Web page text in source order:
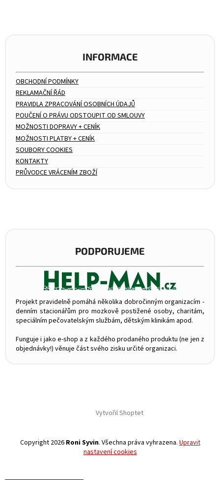
INFORMACE
OBCHODNÍ PODMÍNKY
REKLAMAČNÍ ŘÁD
PRAVIDLA ZPRACOVÁNÍ OSOBNÍCH ÚDAJŮ
POUČENÍ O PRÁVU ODSTOUPIT OD SMLOUVY
MOŽNOSTI DOPRAVY + CENÍK
MOŽNOSTI PLATBY + CENÍK
SOUBORY COOKIES
KONTAKTY
PRŮVODCE VRÁCENÍM ZBOŽÍ
PODPORUJEME
Projekt pravidelně pomáhá několika dobročinným organizacím -
denním stacionářům pro mozkově postižené osoby, charitám,
speciálním pečovatelským službám, dětským klinikám apod.
Funguje i jako e-shop a z každého prodaného produktu (ne jen z
objednávky!) věnuje část svého zisku určité organizaci.
Vytvořil Shoptet
Copyright 2026 Roni Syvin. Všechna práva vyhrazena. Upravit
nastavení cookies